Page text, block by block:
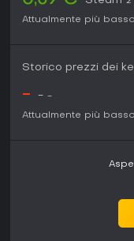
Attualmente più
Storico prezzi dei
- - -
Attualmente più